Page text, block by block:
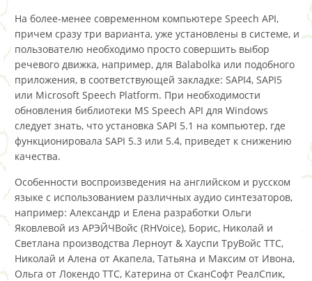
На более-менее современном компьютере Speech API,
причем сразу три варианта, уже установлены в системе, и
пользователю необходимо просто совершить выбор
речевого движка, например, для Balabolka или подобного
приложения, в соответствующей закладке: SAPI4, SAPI5
или Microsoft Speech Platform. При необходимости
обновления библиотеки MS Speech API для Windows
следует знать, что установка SAPI 5.1 на компьютер, где
функционировала SAPI 5.3 или 5.4, приведет к снижению
качества.
Особенности воспроизведения на английском и русском
языке с использованием различных аудио синтезаторов,
например: Александр и Елена разработки Ольги
Яковлевой из АРЭЙЧВойс (RHVoice), Борис, Николай и
Светлана производства Лерноут & Хауспи ТруВойс ТТС,
Николай и Алена от Акапела, Татьяна и Максим от Ивона,
Ольга от Локендо ТТС, Катерина от СканСофт РеалСпик,